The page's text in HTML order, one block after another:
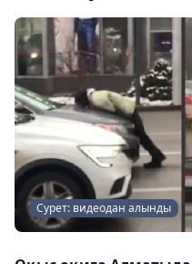
Сурет: видеодан алынды